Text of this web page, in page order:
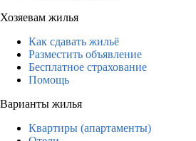
Хозяевам жилья
Как сдавать жильё
Разместить объявление
Бесплатное страхование
Помощь
Варианты жилья
Квартиры (апартаменты)